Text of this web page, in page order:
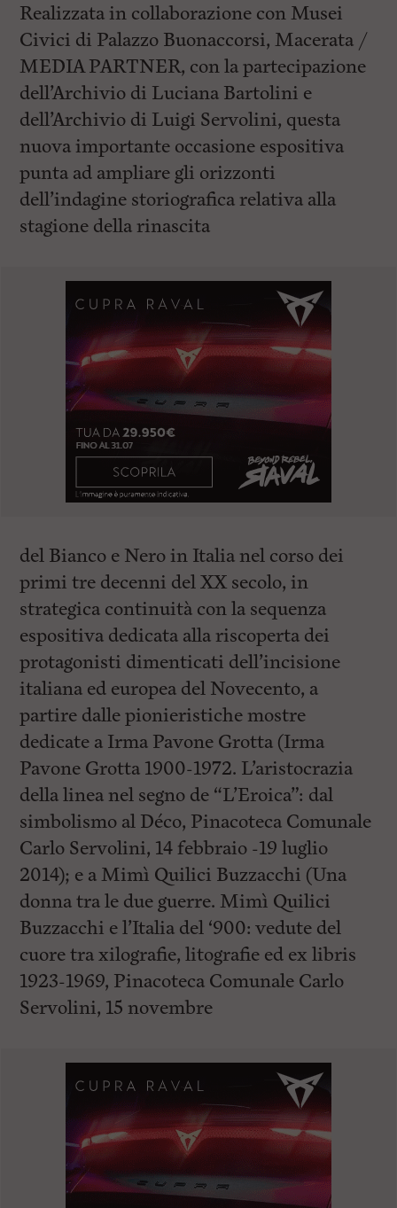
Realizzata in collaborazione con Musei
Civici di Palazzo Buonaccorsi, Macerata /
MEDIA PARTNER, con la partecipazione
dell’Archivio di Luciana Bartolini e
dell’Archivio di Luigi Servolini, questa
nuova importante occasione espositiva
punta ad ampliare gli orizzonti
dell’indagine storiografica relativa alla
stagione della rinascita
del Bianco e Nero in Italia nel corso dei
primi tre decenni del XX secolo, in
strategica continuità con la sequenza
espositiva dedicata alla riscoperta dei
protagonisti dimenticati dell’incisione
italiana ed europea del Novecento, a
partire dalle pionieristiche mostre
dedicate a Irma Pavone Grotta (Irma
Pavone Grotta 1900-1972. L’aristocrazia
della linea nel segno de “L’Eroica”: dal
simbolismo al Déco, Pinacoteca Comunale
Carlo Servolini, 14 febbraio -19 luglio
2014); e a Mimì Quilici Buzzacchi (Una
donna tra le due guerre. Mimì Quilici
Buzzacchi e l’Italia del ‘900: vedute del
cuore tra xilografie, litografie ed ex libris
1923-1969, Pinacoteca Comunale Carlo
Servolini, 15 novembre